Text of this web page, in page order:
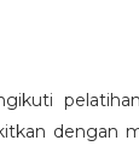
dengan